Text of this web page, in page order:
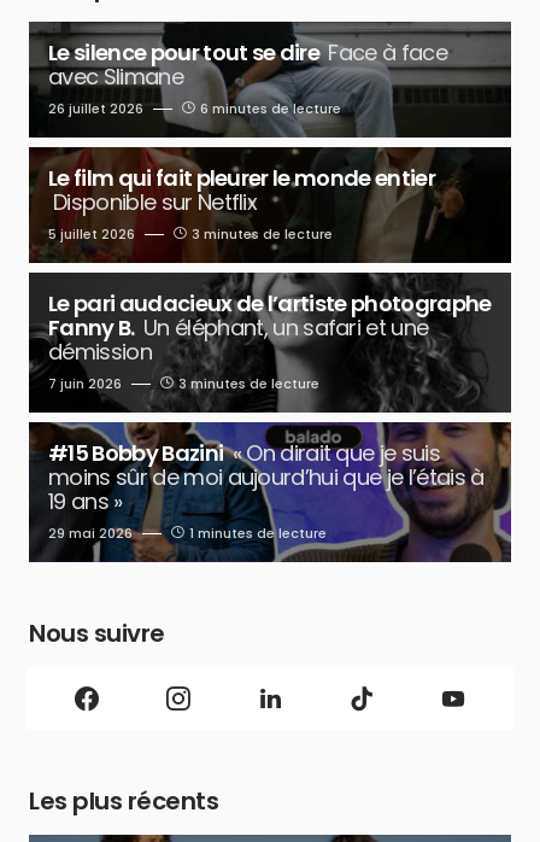
Le silence pour tout se dire Face à face
avec Slimane
26 juillet 2026 6 minutes de lecture
Le film qui fait pleurer le monde entier
Disponible sur Netflix
5 juillet 2026 3 minutes de lecture
Le pari audacieux de l’artiste photographe
Fanny B. Un éléphant, un safari et une
démission
7 juin 2026 3 minutes de lecture
#15 Bobby Bazini « On dirait que je suis
moins sûr de moi aujourd’hui que je l’étais à
19 ans »
29 mai 2026 1 minutes de lecture
Nous suivre
Les plus récents